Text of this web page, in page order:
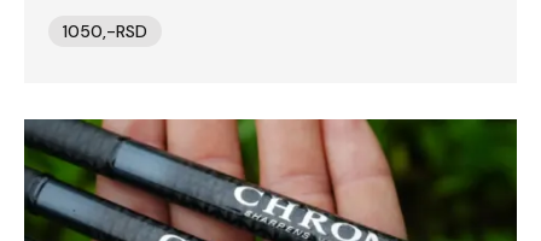
1050,-RSD